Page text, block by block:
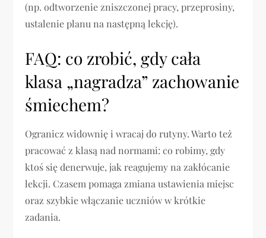
(np. odtworzenie zniszczonej pracy, przeprosiny,
ustalenie planu na następną lekcję).
FAQ: co zrobić, gdy cała
klasa „nagradza” zachowanie
śmiechem?
Ogranicz widownię i wracaj do rutyny. Warto też
pracować z klasą nad normami: co robimy, gdy
ktoś się denerwuje, jak reagujemy na zakłócanie
lekcji. Czasem pomaga zmiana ustawienia miejsc
oraz szybkie włączanie uczniów w krótkie
zadania.